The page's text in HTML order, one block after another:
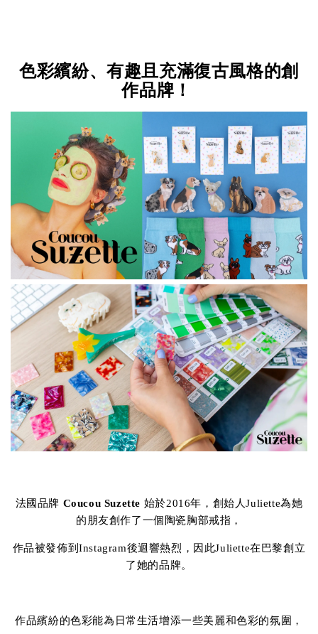
色彩繽紛、有趣且充滿復古風格的創
作品牌！
法國品牌 Coucou Suzette 始於2016年，創始人Juliette為她
的朋友創作了一個陶瓷胸部戒指，
作品被發佈到Instagram後迴響熱烈，因此Juliette在巴黎創立
了她的品牌。
作品繽紛的色彩能為日常生活增添一些美麗和色彩的氛圍，